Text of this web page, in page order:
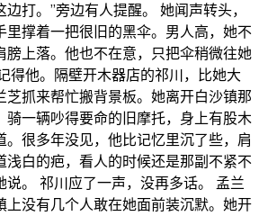
打。”旁边有人提醒。 她闻声转头，
里撑着一把很旧的黑伞。男人高，她不
膀上落。他也不在意，只把伞稍微往她
得他。隔壁开木器店的祁川，比她大
芝抓来帮忙搬背景板。她离开白沙镇那
骑一辆吵得要命的旧摩托，身上有股木
。很多年没见，他比记忆里沉了些，肩
浅白的疤，看人的时候还是那副不紧不
说。 祁川应了一声，没再多话。 孟兰
上没有几个人敢在她面前装沉默。她开